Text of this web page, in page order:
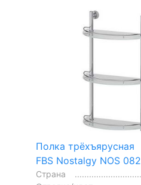
Полка трёхъярусная
FBS Nostalgy NOS 082
Страна